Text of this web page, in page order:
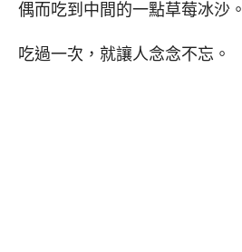
偶而吃到中間的一點草莓冰沙。
吃過一次，就讓人念念不忘。